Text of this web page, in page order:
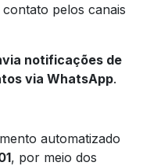
pelos canais
notificações de
via WhatsApp.
automatizado
, por meio dos